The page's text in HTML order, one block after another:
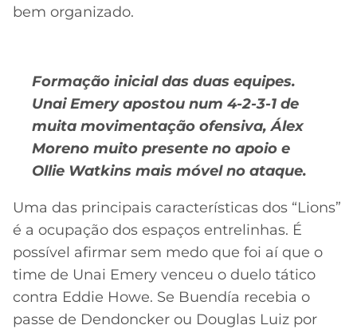
bem organizado.
Formação inicial das duas equipes.
Unai Emery apostou num 4-2-3-1 de
muita movimentação ofensiva, Álex
Moreno muito presente no apoio e
Ollie Watkins mais móvel no ataque.
Uma das principais características dos “Lions”
é a ocupação dos espaços entrelinhas. É
possível afirmar sem medo que foi aí que o
time de Unai Emery venceu o duelo tático
contra Eddie Howe. Se Buendía recebia o
passe de Dendoncker ou Douglas Luiz por